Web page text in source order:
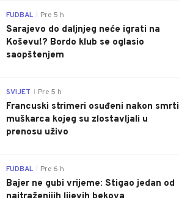
FUDBAL Pre 5 h
Sarajevo do daljnjeg neće igrati na
Koševu!? Bordo klub se oglasio
saopštenjem
SVIJET Pre 5 h
Francuski strimeri osuđeni nakon smrti
muškarca kojeg su zlostavljali u
prenosu uživo
FUDBAL Pre 6 h
Bajer ne gubi vrijeme: Stigao jedan od